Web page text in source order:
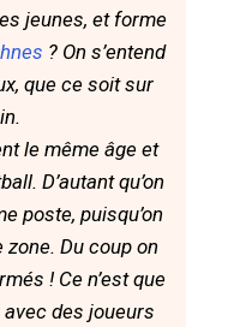
jeunes, et forme
? On s’entend
que ce soit sur
le même âge et
D’autant qu’on
poste, puisqu’on
Du coup on
! Ce n’est que
avec des joueurs